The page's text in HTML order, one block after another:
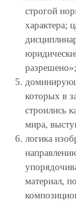
строгой
характера;
разрешено»;
которых в
строились
мира,
логика
материал,